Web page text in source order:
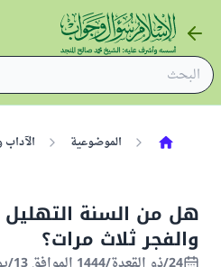
الموضوعية الآداب
هل من السنة التهليل
والفجر ثلاث مرات؟